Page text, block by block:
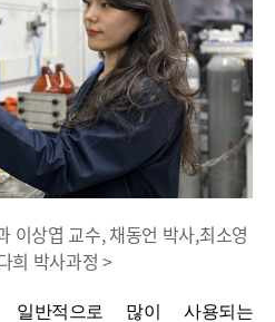
이상엽 교수, 채동언 박사,최소영
희 박사과정 >
일반적으로 많이 사용되는